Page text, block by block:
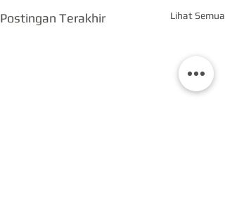
Postingan Terakhir Lihat Semua